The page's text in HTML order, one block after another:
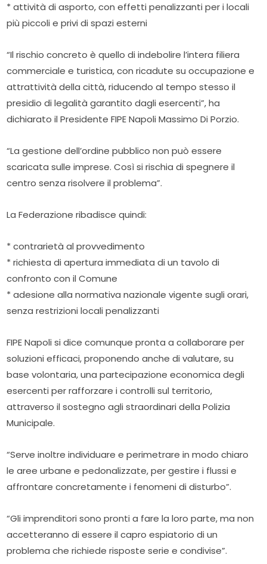
* attività di asporto, con effetti penalizzanti per i locali
più piccoli e privi di spazi esterni
“Il rischio concreto è quello di indebolire l’intera filiera
commerciale e turistica, con ricadute su occupazione e
attrattività della città, riducendo al tempo stesso il
presidio di legalità garantito dagli esercenti”, ha
dichiarato il Presidente FIPE Napoli Massimo Di Porzio.
“La gestione dell’ordine pubblico non può essere
scaricata sulle imprese. Così si rischia di spegnere il
centro senza risolvere il problema”.
La Federazione ribadisce quindi:
* contrarietà al provvedimento
* richiesta di apertura immediata di un tavolo di
confronto con il Comune
* adesione alla normativa nazionale vigente sugli orari,
senza restrizioni locali penalizzanti
FIPE Napoli si dice comunque pronta a collaborare per
soluzioni efficaci, proponendo anche di valutare, su
base volontaria, una partecipazione economica degli
esercenti per rafforzare i controlli sul territorio,
attraverso il sostegno agli straordinari della Polizia
Municipale.
“Serve inoltre individuare e perimetrare in modo chiaro
le aree urbane e pedonalizzate, per gestire i flussi e
affrontare concretamente i fenomeni di disturbo”.
“Gli imprenditori sono pronti a fare la loro parte, ma non
accetteranno di essere il capro espiatorio di un
problema che richiede risposte serie e condivise”.